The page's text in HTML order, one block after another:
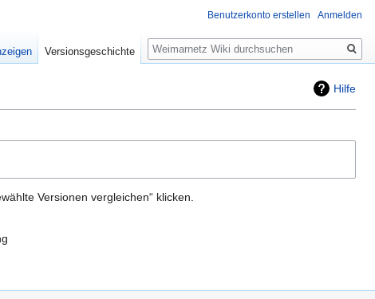
Hilfe
Versionen vergleichen“ klicken.
Benutzerkonto erstellen Anmelden
Versionsgeschichte
Suche